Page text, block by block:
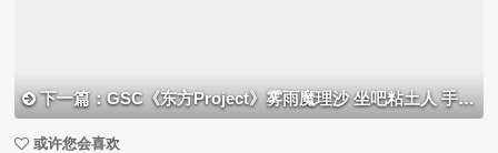
下一篇：GSC《东方Project》雾雨魔理沙 坐吧粘土人 手办开定
或许您会喜欢